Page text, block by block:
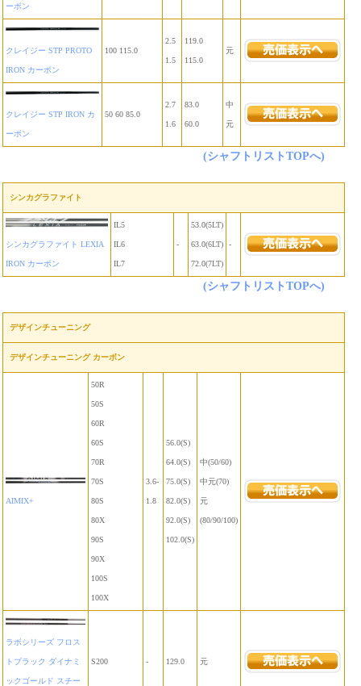
ーボン
クレイジー STP PROTO
IRON カーボン
100 115.0
2.5
1.5
119.0
115.0
元
クレイジー STP IRON カ
ーボン
50 60 85.0
2.7
1.6
83.0
60.0
中
元
(シャフトリストTOPへ)
シンカグラファイト
シンカグラファイト LEXIA
IRON カーボン
IL5
IL6
IL7
-
53.0(5LT)
63.0(6LT)
72.0(7LT)
-
(シャフトリストTOPへ)
デザインチューニング
デザインチューニング カーボン
AIMIX+
50R
50S
60R
60S
70R
70S
80S
80X
90S
90X
100S
100X
3.6-
1.8
56.0(S)
64.0(S)
75.0(S)
82.0(S)
92.0(S)
102.0(S)
中(50/60)
中元(70)
元
(80/90/100)
ラボシリーズ フロス
トブラック ダイナミ
ックゴールド スチー
S200 - 129.0 元